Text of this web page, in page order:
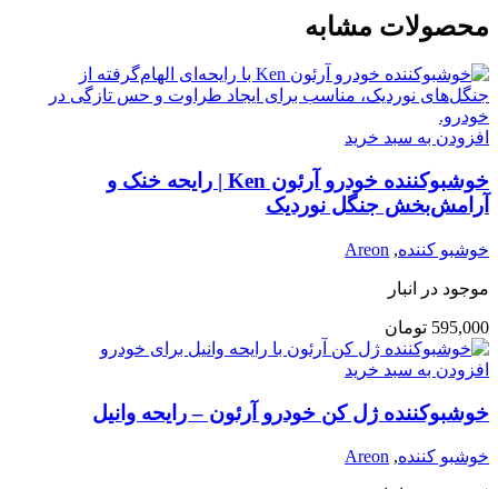
محصولات مشابه
افزودن به سبد خرید
خوشبوکننده خودرو آرئون Ken | رایحه خنک و
آرامش‌بخش جنگل نوردیک
خوشبو کننده,
Areon
موجود در انبار
595,000 تومان
افزودن به سبد خرید
خوشبوکننده ژل کن خودرو آرئون – رایحه وانیل
خوشبو کننده,
Areon